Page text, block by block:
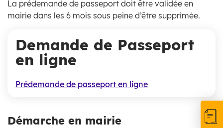
La prédemande de passeport doit être validée en
mairie dans les 6 mois sous peine d’être supprimée.
Demande de Passeport
en ligne
Prédemande de passeport en ligne
Démarche en mairie